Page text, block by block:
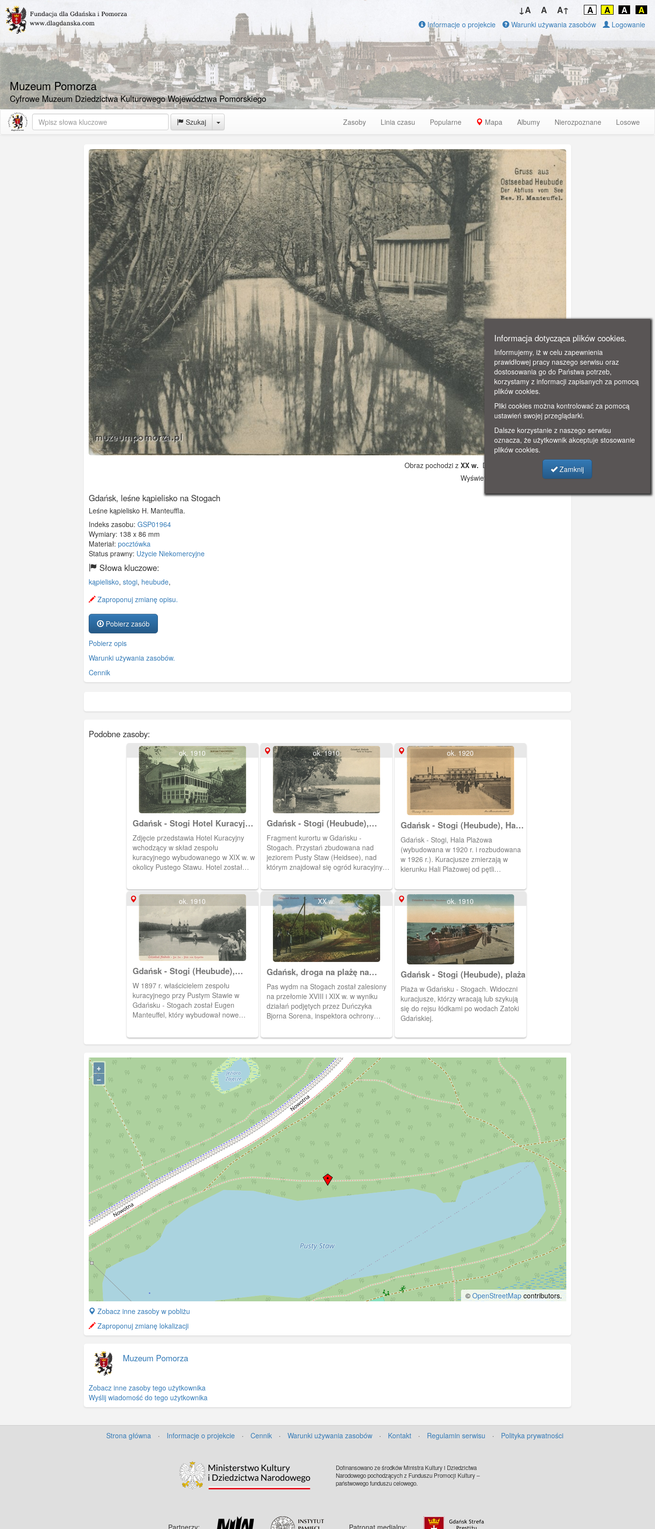
Muzeum Pomorza
Cyfrowe Muzeum Dziedzictwa Kulturowego Województwa Pomorskiego
↓A A A↑ A A A A
Informacje o projekcie Warunki używania zasobów Logowanie
Szukaj Toggle Dropdown Zasoby Linia czasu Popularne Mapa Albumy Nierozpoznane Losowe
Obraz pochodzi z XX w. Dodano: 2019-11-13 22:23
Wyświetlono: 3364
Gdańsk, leśne kąpielisko na Stogach
Leśne kąpielisko H. Manteuffla.
Indeks zasobu: GSP01964
Wymiary: 138 x 86 mm
Materiał: pocztówka
Status prawny: Użycie Niekomercyjne
Słowa kluczowe:
kąpielisko, stogi, heubude,
Zaproponuj zmianę opisu.
Pobierz zasób
Pobierz opis
Warunki używania zasobów.
Cennik
Podobne zasoby:
ok. 1910
Gdańsk - Stogi Hotel Kuracyjny,
Danzig Heubude, Kurhotel
Zdjęcie przedstawia Hotel Kuracyjny
wchodzący w skład zespołu
kuracyjnego wybudowanego w XIX w. w
okolicy Pustego Stawu. Hotel został
atrakcjami dla kuracjuszy.
ok. 1910
Gdańsk - Stogi (Heubude),
Kurort
Fragment kurortu w Gdańsku -
Stogach. Przystań zbudowana nad
jeziorem Pusty Staw (Heidsee), nad
którym znajdował się ogród kuracyjny
ok. 1920
Gdańsk - Stogi (Heubude), Hala
Plażowa (Strandhalle)
Gdańsk - Stogi, Hala Plażowa
(wybudowana w 1920 r. i rozbudowana
w 1926 r.). Kuracjusze zmierzają w
kierunku Hali Plażowej od pętli
restauracja z widokiem na morze. Hala
Plażowa została zniszczona w 1945 r. i
nie została odbudowana.
ok. 1910
Gdańsk - Stogi (Heubude),
jezioro Pusty Staw (Heidsee)
W 1897 r. właścicielem zespołu
kuracyjnego przy Pustym Stawie w
Gdańsku - Stogach został Eugen
Manteuffel, który wybudował nowe
jeziorze Pusty Staw) - atrakcja dla
XX w.
Gdańsk, droga na plażę na
Stogach.
Pas wydm na Stogach został zalesiony
na przełomie XVIII i XIX w. w wyniku
działań podjętych przez Duńczyka
Bjorna Sorena, inspektora ochrony
ok. 1910
Gdańsk - Stogi (Heubude), plaża
Plaża w Gdańsku - Stogach. Widoczni
kuracjusze, którzy wracają lub szykują
się do rejsu łódkami po wodach Zatoki
Gdańskiej.
+
−
© OpenStreetMap contributors.
+
−
Zobacz inne zasoby w pobliżu
Zaproponuj zmianę lokalizacji
Muzeum Pomorza
Zobacz inne zasoby tego użytkownika
Wyślij wiadomość do tego użytkownika
Strona główna · Informacje o projekcie · Cennik · Warunki używania zasobów · Kontakt · Regulamin serwisu · Polityka prywatności
Dofinansowano ze środków Ministra Kultury i Dziedzictwa
Narodowego pochodzących z Funduszu Promocji Kultury –
państwowego funduszu celowego.
Informacja dotycząca plików cookies.
Informujemy, iż w celu zapewnienia
prawidłowej pracy naszego serwisu oraz
dostosowania go do Państwa potrzeb,
korzystamy z informacji zapisanych za pomocą
plików cookies.
Pliki cookies można kontrolować za pomocą
ustawień swojej przeglądarki.
Dalsze korzystanie z naszego serwisu
oznacza, że użytkownik akceptuje stosowanie
plików cookies.
Zamknij